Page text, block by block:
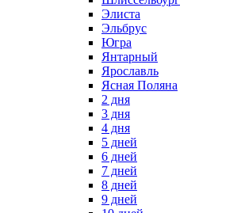
Элиста
Эльбрус
Югра
Янтарный
Ярославль
Ясная Поляна
2 дня
3 дня
4 дня
5 дней
6 дней
7 дней
8 дней
9 дней